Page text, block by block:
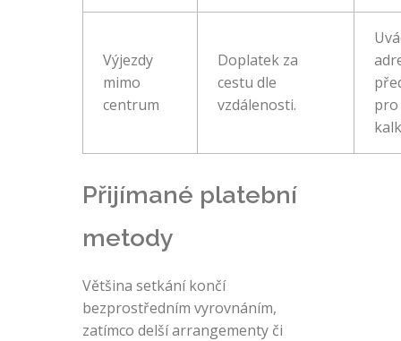
Výjezdy
mimo
centrum
Doplatek za
cestu dle
vzdálenosti.
pro
Přijímané platební
metody
Většina setkání končí
bezprostředním vyrovnáním,
zatímco delší arrangementy či